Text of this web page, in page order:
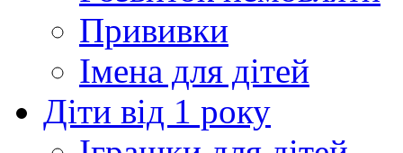
Прививки
Імена для дітей
Діти від 1 року